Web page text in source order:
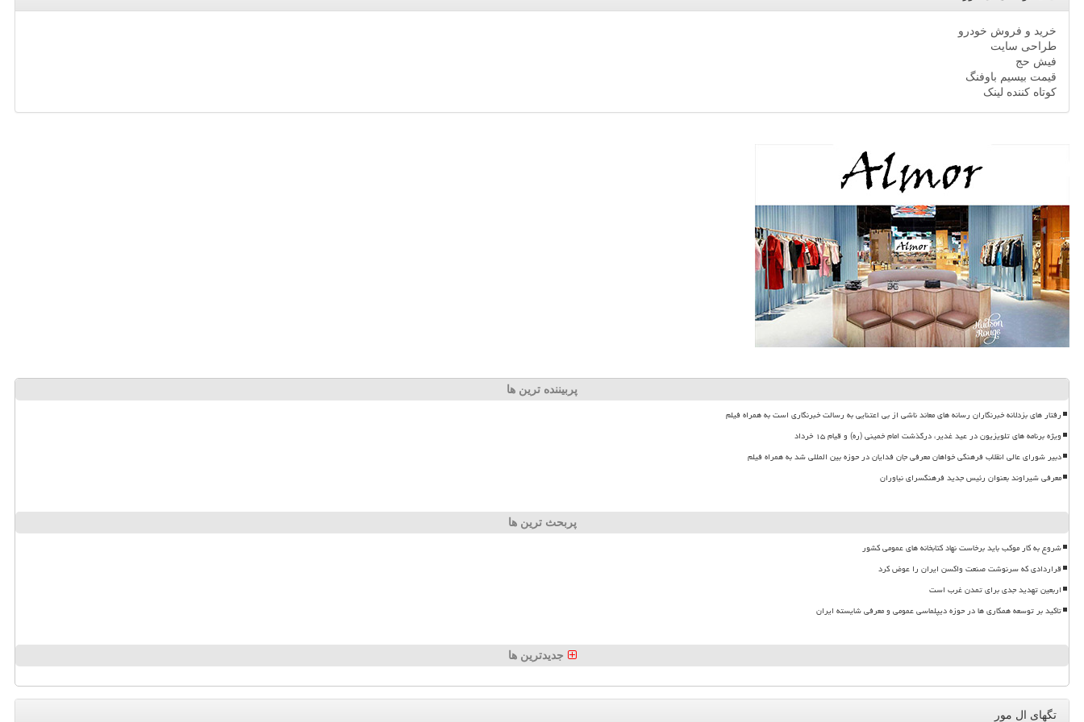
خرید و فروش خودرو
طراحی سایت
فیش حج
قیمت بیسیم باوفنگ
کوتاه کننده لینک
پربیننده ترین ها
رفتار های بزدلانه خبرنگاران رسانه های معاند ناشی از بی اعتنایی به رسالت خبرنگاری است به همراه فیلم
ویژه برنامه های تلویزیون در عید غدیر، درگذشت امام خمینی (ره) و قیام ۱۵ خرداد
دبیر شورای عالی انقلاب فرهنگی خواهان معرفی جان فدایان در حوزه بین المللی شد به همراه فیلم
معرفی شیراوند بعنوان رئیس جدید فرهنگسرای نیاوران
پربحث ترین ها
شروع به کار موکب باید برخاست نهاد کتابخانه های عمومی کشور
قراردادی که سرنوشت صنعت واکسن ایران را عوض کرد
اربعین تهدید جدی برای تمدن غرب است
تاکید بر توسعه همکاری ها در حوزه دیپلماسی عمومی و معرفی شایسته ایران
جدیدترین ها
تگهای ال مور